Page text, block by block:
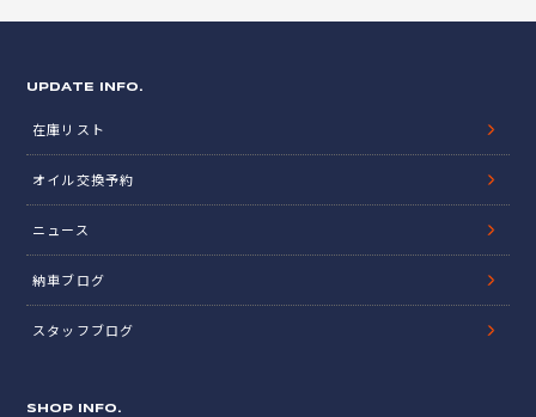
UPDATE INFO.
在庫リスト
オイル交換予約
ニュース
納車ブログ
スタッフブログ
SHOP INFO.